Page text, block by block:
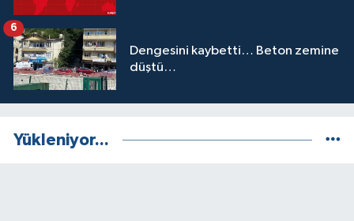
Dengesini kaybetti… Beton zemine
düştü…
6
Yükleniyor...